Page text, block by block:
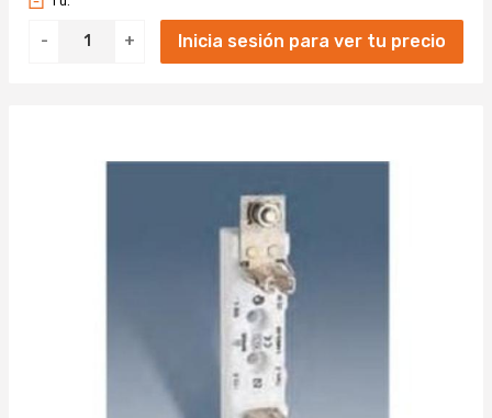
- + Inicia sesión para ver tu precio